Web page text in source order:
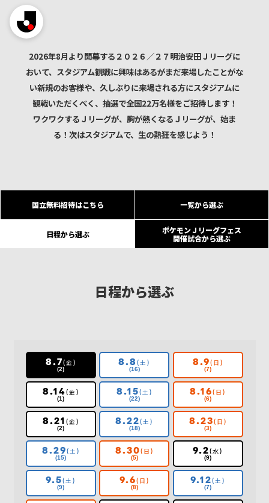
2026年8月より開幕する２０２６／２７明治安田Ｊリーグに
おいて、スタジアム観戦に興味はあるがまだ来場したことがな
い新規のお客様や、久しぶりに来場される方にスタジアムに
観戦いただくべく、抽選で全国22万名様をご招待します！
ワクワクするＪリーグが、胸が熱くなるＪリーグが、始ま
る！次はスタジアムで、生の熱狂を感じよう！
国立無料招待はこちら 一覧から選ぶ
日程から選ぶ
ポケモンＪリーグフェス
開催試合から選ぶ
日程から選ぶ
8.7(金)
(2)
8.8(土)
(16)
8.9(日)
(7)
8.14(金)
(1)
8.15(土)
(22)
8.16(日)
(6)
8.21 (金)
(2)
8.22(土)
(18)
8.23(日)
(3)
8.29(土)
(15)
8.30(日)
(5)
9.2(水)
(9)
9.5(土)
(9)
9.6(日)
(8)
9.12(土)
(7)